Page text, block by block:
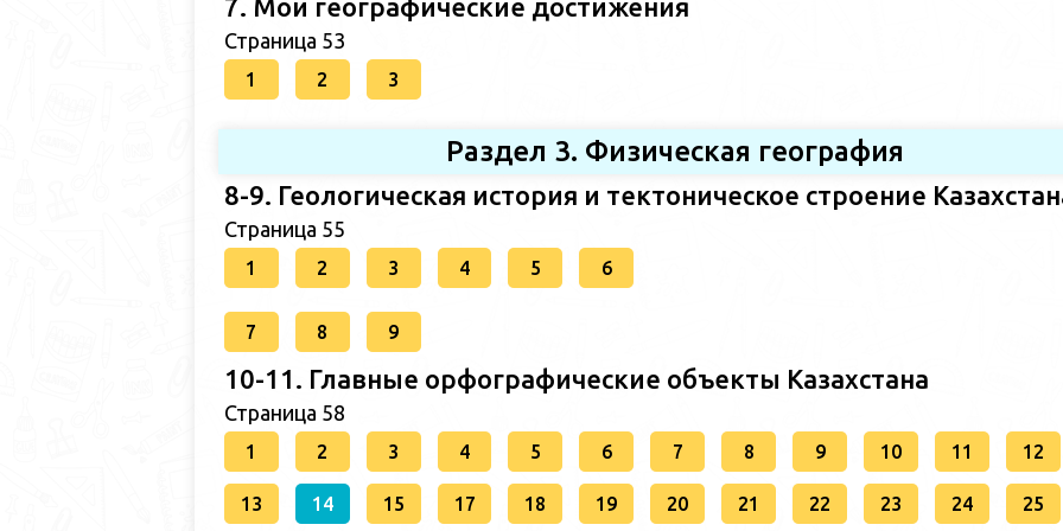
7. Мои географические достижения
Страница 53
1 2 3
Раздел 3. Физическая география
8-9. Геологическая история и тектоническое строение
Страница 55
1 2 3 4 5 6
7 8 9
10-11. Главные орфографические объекты Казахстана
Страница 58
1 2 3 4 5 6 7 8 9 10 11 12
13 14 15 17 18 19 20 21 22 23 24 25